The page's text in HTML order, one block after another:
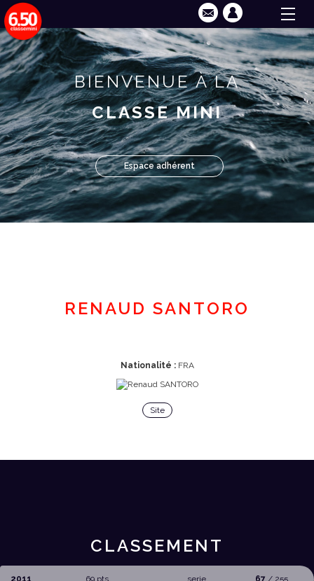
BIENVENUE À LA
CLASSE MINI
Espace adhérent
RENAUD SANTORO
Nationalité :FRA
Site
CLASSEMENT